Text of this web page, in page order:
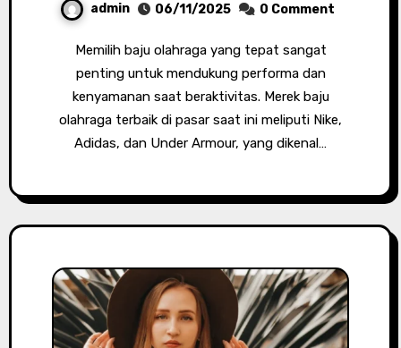
admin 06/11/2025 0 Comment
Memilih baju olahraga yang tepat sangat
penting untuk mendukung performa dan
kenyamanan saat beraktivitas. Merek baju
olahraga terbaik di pasar saat ini meliputi Nike,
Adidas, dan Under Armour, yang dikenal…